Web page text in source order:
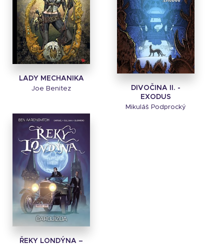
LADY MECHANIKA
Joe Benitez
DIVOČINA II. -
EXODUS
Mikuláš Podprocký
ŘEKY LONDÝNA –